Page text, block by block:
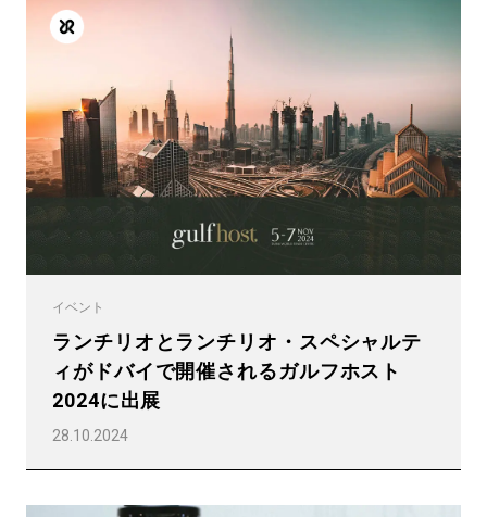
イベント
ランチリオとランチリオ・スペシャルテ
ィがドバイで開催されるガルフホスト
2024に出展
28.10.2024